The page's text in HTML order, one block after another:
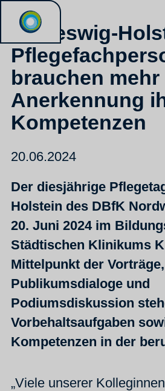
Schleswig-
brauchen mehr
Anerkennung
Kompetenzen
20.06.2024
Der diesjährige
Holstein des DBfK
20. Juni 2024 im
Städtischen Klinikums
Mittelpunkt der Vorträge,
Publikumsdialoge und
Podiumsdiskussion
Vorbehaltsaufgaben
Kompetenzen in der
„Viele unserer